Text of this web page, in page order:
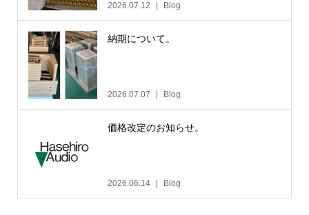
2026.07.12 Blog
納期について。
2026.07.07 Blog
価格改定のお知らせ。
2026.06.14 Blog